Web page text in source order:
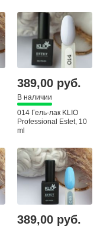
389,00 руб.
В наличии
014 Гель-лак KLIO
Professional Estet, 10
ml
389,00 руб.